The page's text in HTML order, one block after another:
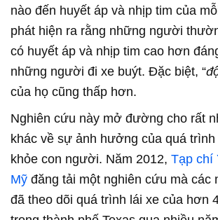
nào đến huyết áp và nhịp tim của
phát hiện ra rằng những người
có huyết áp và nhịp tim cao hơn
những người đi xe buýt. Đặc biệt, “
của họ cũng thấp hơn.
Nghiên cứu này mở đường cho rất
khác về sự ảnh hưởng của quá
khỏe con người. Năm 2012, Tạp chí
Mỹ đăng tải một nghiên cứu mà các
đã theo dõi quá trình lái xe của hơn